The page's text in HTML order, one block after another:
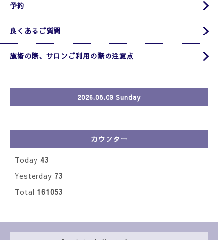
予約
良くあるご質問
施術の際、サロンご利用の際の注意点
2026.08.09 Sunday
カウンター
Today 43
Yesterday 73
Total 161053